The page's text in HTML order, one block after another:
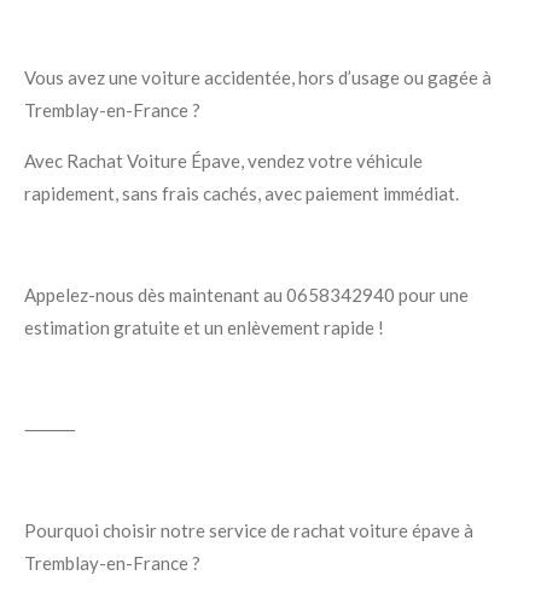
Vous avez unevoiture accidentée,hors d’usageou gagéeà
Tremblay-en-France?
Avec Rachat Voiture Épave, vendez votre véhicule
rapidement, sans frais cachés, avecpaiement immédiat.
Appelez-nous dès maintenant au 0658342940 pour une
estimation gratuite et un enlèvement rapide !
⸻
Pourquoi choisir notre service de rachat voiture épave à
Tremblay-en-France ?